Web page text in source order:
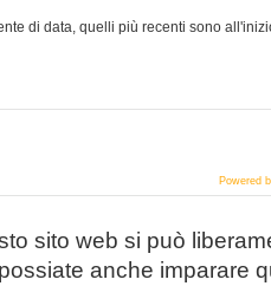
di data, quelli più recenti sono
Powered
sito web si può
anche imparare